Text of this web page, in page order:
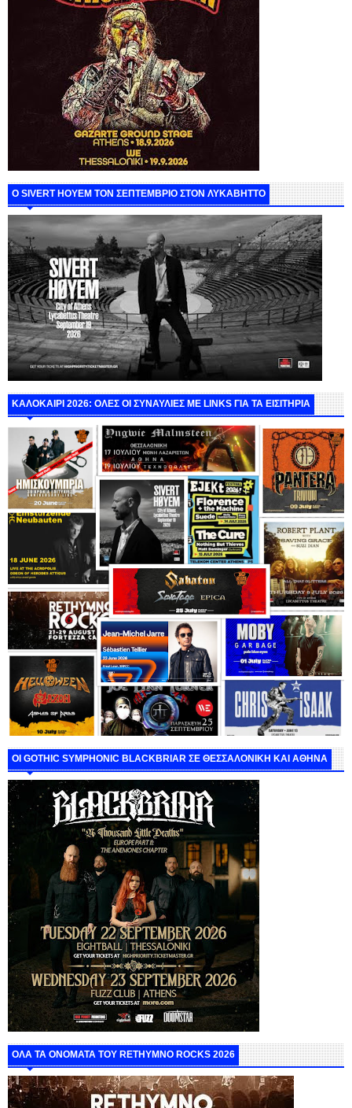
Ο SIVERT HOYEM ΤΟΝ ΣΕΠΤΕΜΒΡΙΟ ΣΤΟΝ ΛΥΚΑΒΗΤΤΟ
ΚΑΛΟΚΑΙΡΙ 2026: ΟΛΕΣ ΟΙ ΣΥΝΑΥΛΙΕΣ ΜΕ LINKS ΓΙΑ ΤΑ ΕΙΣΙΤΗΡΙΑ
ΟΙ GOTHIC SYMPHONIC BLACKBRIAR ΣΕ ΘΕΣΣΑΛΟΝΙΚΗ ΚΑΙ ΑΘΗΝΑ
ΟΛΑ ΤΑ ΟΝΟΜΑΤΑ ΤΟΥ RETHYMNO ROCKS 2026